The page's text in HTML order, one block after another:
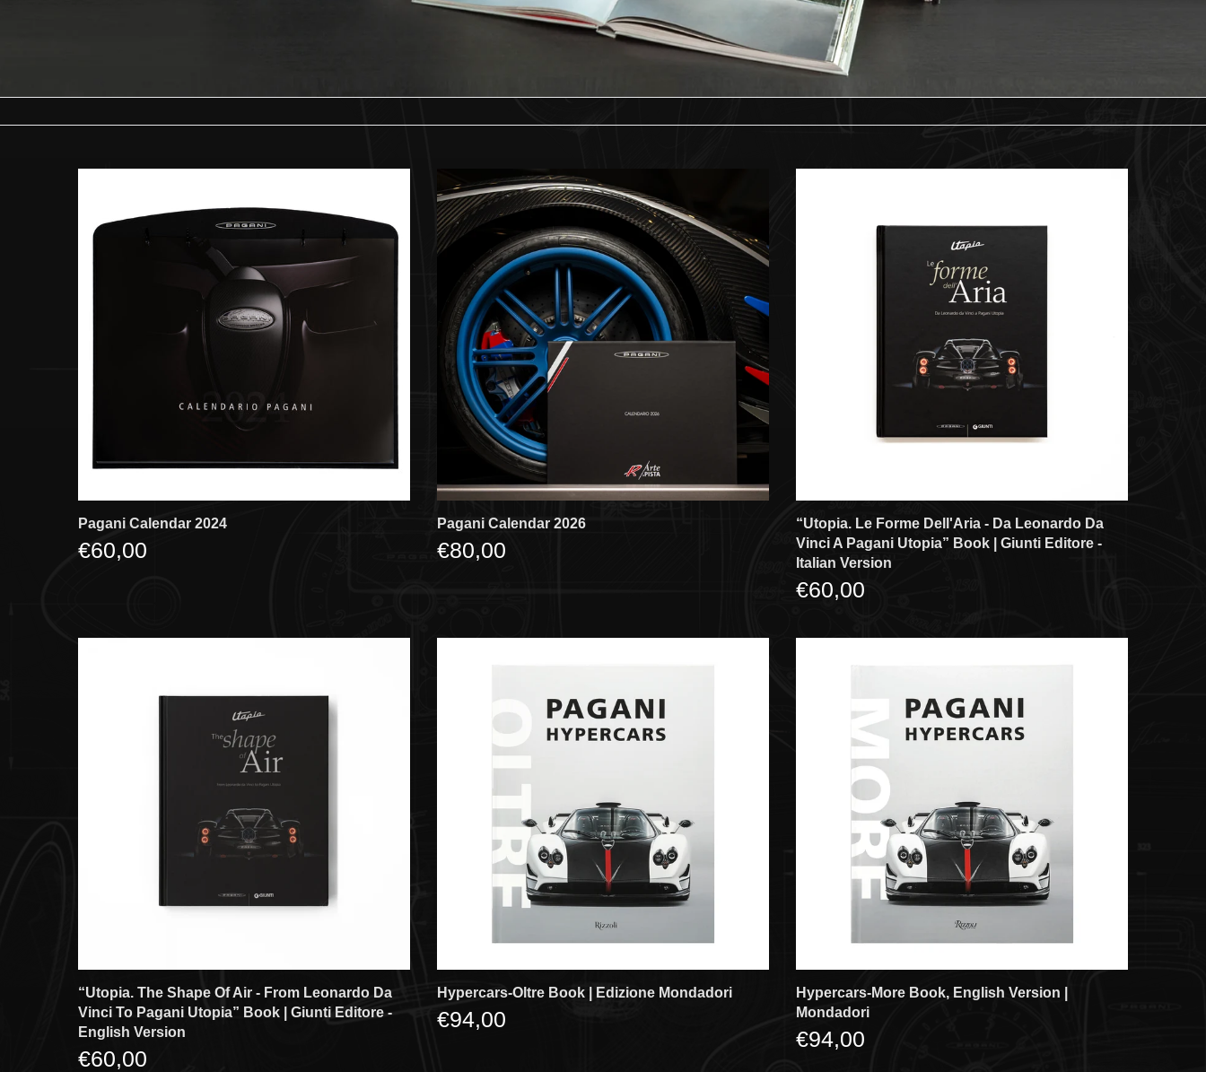
Pagani Calendar 2024
€60,00
Pagani Calendar 2026
€80,00
“Utopia. Le Forme Dell'Aria - Da Leonardo Da
Vinci A Pagani Utopia” Book | Giunti Editore -
Italian Version
€60,00
“Utopia. The Shape Of Air - From Leonardo Da
Vinci To Pagani Utopia” Book | Giunti Editore -
English Version
€60,00
Hypercars-Oltre Book | Edizione Mondadori
€94,00
Hypercars-More Book, English Version |
Mondadori
€94,00